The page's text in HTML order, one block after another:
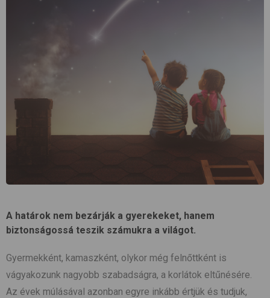
A határok nem bezárják a gyerekeket, hanem
biztonságossá teszik számukra a világot.
Gyermekként, kamaszként, olykor még felnőttként is
vágyakozunk nagyobb szabadságra, a korlátok eltűnésére.
Az évek múlásával azonban egyre inkább értjük és tudjuk,